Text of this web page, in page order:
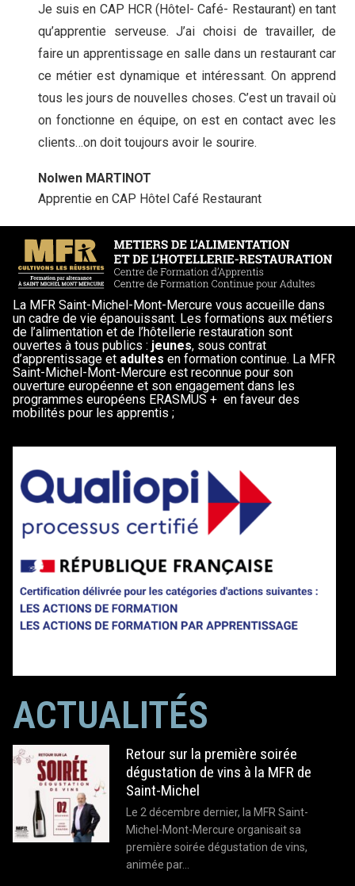
Je suis en CAP HCR (Hôtel- Café- Restaurant) en tant
qu’apprentie serveuse. J’ai choisi de travailler, de
faire un apprentissage en salle dans un restaurant car
ce métier est dynamique et intéressant. On apprend
tous les jours de nouvelles choses. C’est un travail où
on fonctionne en équipe, on est en contact avec les
clients…on doit toujours avoir le sourire.
Nolwen MARTINOT
Apprentie en CAP Hôtel Café Restaurant
La MFR Saint-Michel-Mont-Mercure vous accueille dans
un cadre de vie épanouissant. Les formations aux métiers
de l’alimentation et de l’hôtellerie restauration sont
ouvertes à tous publics : jeunes, sous contrat
d’apprentissage et adultes en formation continue. La MFR
Saint-Michel-Mont-Mercure est reconnue pour son
ouverture européenne et son engagement dans les
programmes européens ERASMUS + en faveur des
mobilités pour les apprentis ;
ACTUALITÉS
Retour sur la première soirée
dégustation de vins à la MFR de
Saint-Michel
Le 2 décembre dernier, la MFR Saint-
Michel-Mont-Mercure organisait sa
première soirée dégustation de vins,
animée par…